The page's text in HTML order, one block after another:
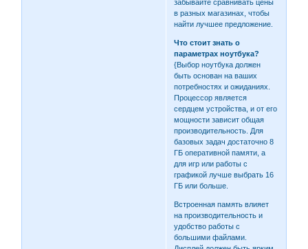
забывайте сравнивать цены
в разных магазинах, чтобы
найти лучшее предложение.
Что стоит знать о
параметрах ноутбука?
{Выбор ноутбука должен
быть основан на ваших
потребностях и ожиданиях.
Процессор является
сердцем устройства, и от его
мощности зависит общая
производительность. Для
базовых задач достаточно 8
ГБ оперативной памяти, а
для игр или работы с
графикой лучше выбрать 16
ГБ или больше.
Встроенная память влияет
на производительность и
удобство работы с
большими файлами.